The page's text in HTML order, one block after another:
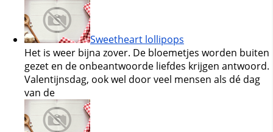
Sweetheart lollipops
Het is weer bijna zover. De bloemetjes worden buiten
gezet en de onbeantwoorde liefdes krijgen antwoord.
Valentijnsdag, ook wel door veel mensen als dé dag
van de